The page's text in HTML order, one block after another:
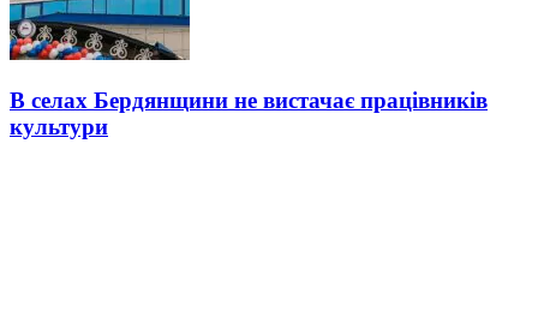
В селах Бердянщини не вистачає працівників
культури